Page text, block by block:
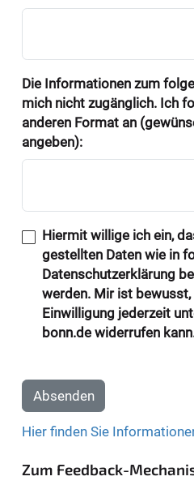
Die Informationen zum
mich nicht zugänglich. Ich
anderen Format an
angeben):
Hiermit willige ich ein,
gestellten Daten wie in
Datenschutzerklärung
werden. Mir ist
Einwilligung jederzeit
bonn.de widerrufen
Absenden
Hier finden Sie
Zum Feedback-